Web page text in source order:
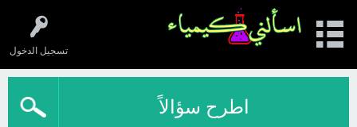
تسجيل الدخول
اطرح سؤالاً